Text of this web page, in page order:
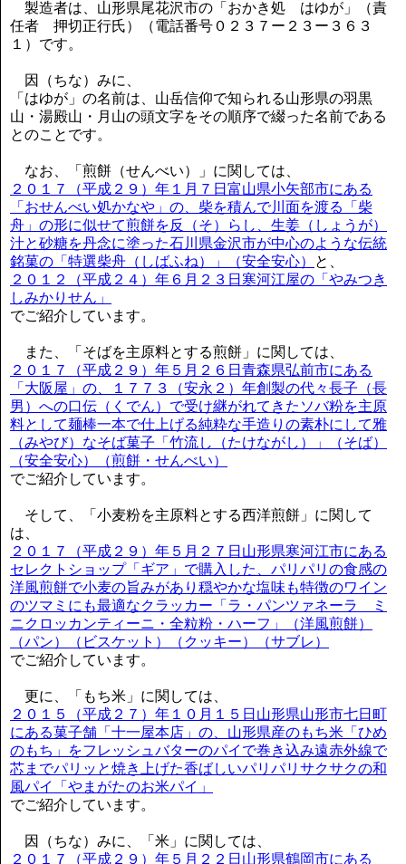
製造者は、山形県尾花沢市の「おかき処 はゆが」（責
任者 押切正行氏）（電話番号０２３７ー２３ー３６３
１）です。
因（ちな）みに、
「はゆが」の名前は、山岳信仰で知られる山形県の羽黒
山・湯殿山・月山の頭文字をその順序で綴った名前である
とのことです。
なお、「煎餅（せんべい）」に関しては、
２０１７（平成２９）年１月７日富山県小矢部市にある
「おせんべい処かなや」の、柴を積んで川面を渡る「柴
舟」の形に似せて煎餅を反（そ）らし、生姜（しょうが）
汁と砂糖を丹念に塗った石川県金沢市が中心のような伝統
銘菓の「特選柴舟（しばふね）」（安全安心）
と、
２０１２（平成２４）年６月２３日寒河江屋の「やみつき
しみかりせん」
でご紹介しています。
また、「そばを主原料とする煎餅」に関しては、
２０１７（平成２９）年５月２６日青森県弘前市にある
「大阪屋」の、１７７３（安永２）年創製の代々長子（長
男）への口伝（くでん）で受け継がれてきたソバ粉を主原
料として麺棒一本で仕上げる純粋な手造りの素朴にして雅
（みやび）なそば菓子「竹流し（たけながし）」（そば）
（安全安心）（煎餅・せんべい）
でご紹介しています。
そして、「小麦粉を主原料とする西洋煎餅」に関して
は、
２０１７（平成２９）年５月２７日山形県寒河江市にある
セレクトショップ「ギア」で購入した、パリパリの食感の
洋風煎餅で小麦の旨みがあり穏やかな塩味も特徴のワイン
のツマミにも最適なクラッカー「ラ・パンツァネーラ ミ
ニクロッカンティーニ・全粒粉・ハーフ」（洋風煎餅）
（パン）（ビスケット）（クッキー）（サブレ）
でご紹介しています。
更に、「もち米」に関しては、
２０１５（平成２７）年１０月１５日山形県山形市七日町
にある菓子舗「十一屋本店」の、山形県産のもち米「ひめ
のもち」をフレッシュバターのパイで巻き込み遠赤外線で
芯までパリッと焼き上げた香ばしいパリパリサクサクの和
風パイ「やまがたのお米パイ」
でご紹介しています。
因（ちな）みに、「米」に関しては、
２０１７（平成２９）年５月２２日山形県鶴岡市にある